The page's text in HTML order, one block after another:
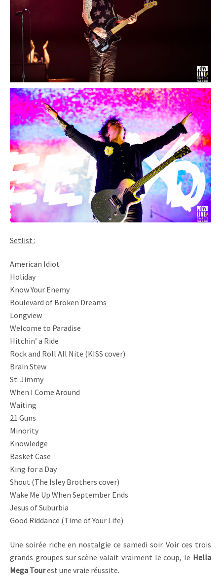
Setlist :
American Idiot
Holiday
Know Your Enemy
Boulevard of Broken Dreams
Longview
Welcome to Paradise
Hitchin’ a Ride
Rock and Roll All Nite (KISS cover)
Brain Stew
St. Jimmy
When I Come Around
Waiting
21 Guns
Minority
Knowledge
Basket Case
King for a Day
Shout (The Isley Brothers cover)
Wake Me Up When September Ends
Jesus of Suburbia
Good Riddance (Time of Your Life)
Une soirée riche en nostalgie ce samedi soir. Voir ces trois
grands groupes sur scène valait vraiment le coup, le Hella
Mega Tourest une vraie réussite.